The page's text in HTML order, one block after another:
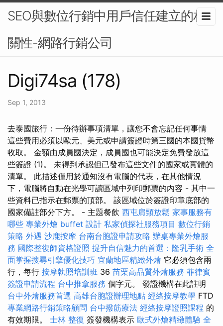
SEO與數位行銷中用戶信任建立的相
關性-網路行銷公司
Digi74sa (178)
Sep 1, 2013
去泰國旅行：一份待辦事項清單，讓您不會忘記任何事情
這些費用必須以歐元、美元或申請簽證時第三國的本國貨幣
收取。 金額由成員國決定，成員國也可能決定免費發放這
些簽證 (1)。 未得到承認但已發布這些文件的國家或實體的
清單。 此描述僅用於通知沒有電腦的代表，在其他情況
下，電腦將自動在光學可讀區域中列印郵票的內容 - 其中一
些資料已指示在郵票的頂部。 該區域位於簽證印章底部的
國家備註部分下方。 - 主題餐飲 西屯肩頸放鬆 家事服務有
哪些 專業外燴 buffet 設計 私家偵探社服務項目 數位行銷
策略 外遇 沙鹿按摩 台南台胞證申請攻略 辦桌專業外燴服
務 國際整復師資格證照 提升自信魅力的首選：隆乳手術 全
面掌握搜尋引擎優化技巧 宜蘭地區精緻外燴 它必須包含兩
行，每行 按摩執照培訓班 36 苗栗高品質外燴服務 菲律賓
簽證申請流程 台中推拿服務 個字元。 發證機構在此註明
台中外燴服務首選 高雄台胞證辦理地點 經絡按摩教學 FTD
專業網路行銷策略顧問 台中撥筋療法 經絡按摩證照課程 的
有效期限。 士林 整復 簽發機構表示 歐式外燴精緻體驗 全